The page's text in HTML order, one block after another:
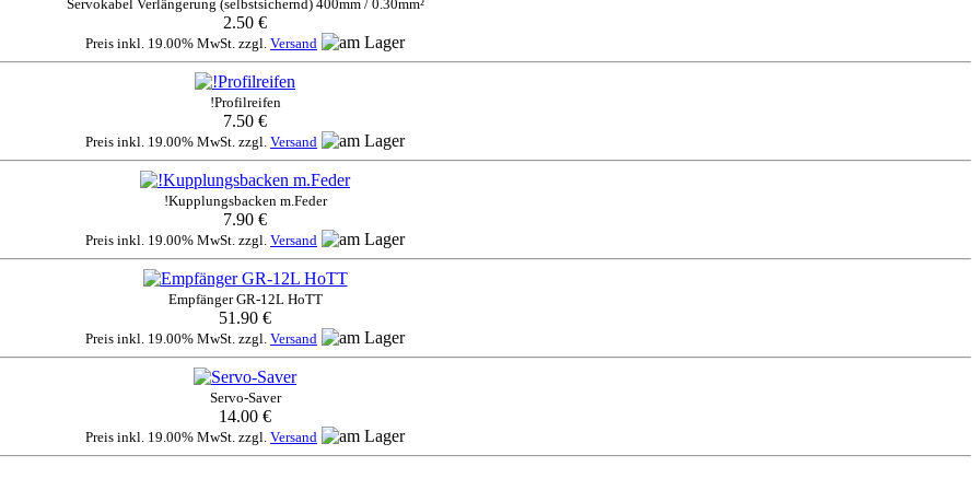
Servokabel Verlängerung (selbstsichernd) 400mm / 0.30mm²
2.50 €
Preis inkl. 19.00% MwSt. zzgl. Versand
!Profilreifen
7.50 €
Preis inkl. 19.00% MwSt. zzgl. Versand
!Kupplungsbacken m.Feder
7.90 €
Preis inkl. 19.00% MwSt. zzgl. Versand
Empfänger GR-12L HoTT
51.90 €
Preis inkl. 19.00% MwSt. zzgl. Versand
Servo-Saver
14.00 €
Preis inkl. 19.00% MwSt. zzgl. Versand